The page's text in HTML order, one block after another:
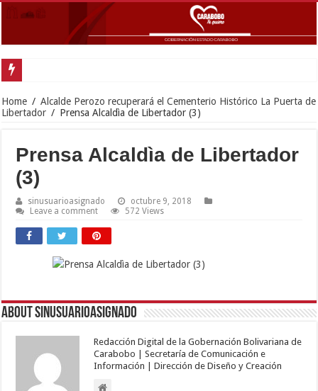
Home / Alcalde Perozo recuperará el Cementerio Histórico La Puerta de
Libertador / Prensa Alcaldìa de Libertador (3)
Prensa Alcaldìa de Libertador
(3)
sinusuarioasignado
octubre 9, 2018
Leave a comment
572 Views
About sinusuarioasignado
Redacción Digital de la Gobernación Bolivariana de
Carabobo | Secretaría de Comunicación e
Información | Dirección de Diseño y Creación